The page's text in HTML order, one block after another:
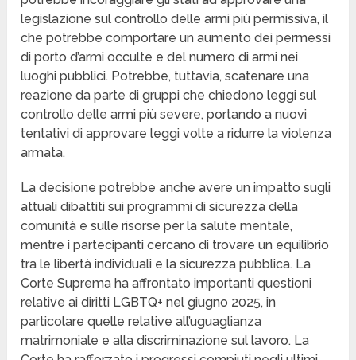
legislazione sul controllo delle armi più permissiva, il
che potrebbe comportare un aumento dei permessi
di porto d’armi occulte e del numero di armi nei
luoghi pubblici. Potrebbe, tuttavia, scatenare una
reazione da parte di gruppi che chiedono leggi sul
controllo delle armi più severe, portando a nuovi
tentativi di approvare leggi volte a ridurre la violenza
armata.
La decisione potrebbe anche avere un impatto sugli
attuali dibattiti sui programmi di sicurezza della
comunità e sulle risorse per la salute mentale,
mentre i partecipanti cercano di trovare un equilibrio
tra le libertà individuali e la sicurezza pubblica. La
Corte Suprema ha affrontato importanti questioni
relative ai diritti LGBTQ+ nel giugno 2025, in
particolare quelle relative all’uguaglianza
matrimoniale e alla discriminazione sul lavoro. La